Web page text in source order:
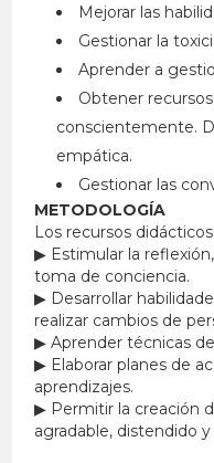
Mejorar las
Gestionar la
Aprender a
Obtener
conscientemente.
empática.
Gestionar las
METODOLOGÍA
Los recursos
▶ Estimular la
toma de conciencia.
▶ Desarrollar
realizar cambios de
▶ Aprender técnicas
▶ Elaborar planes de
aprendizajes.
▶ Permitir la creación
agradable, distendido